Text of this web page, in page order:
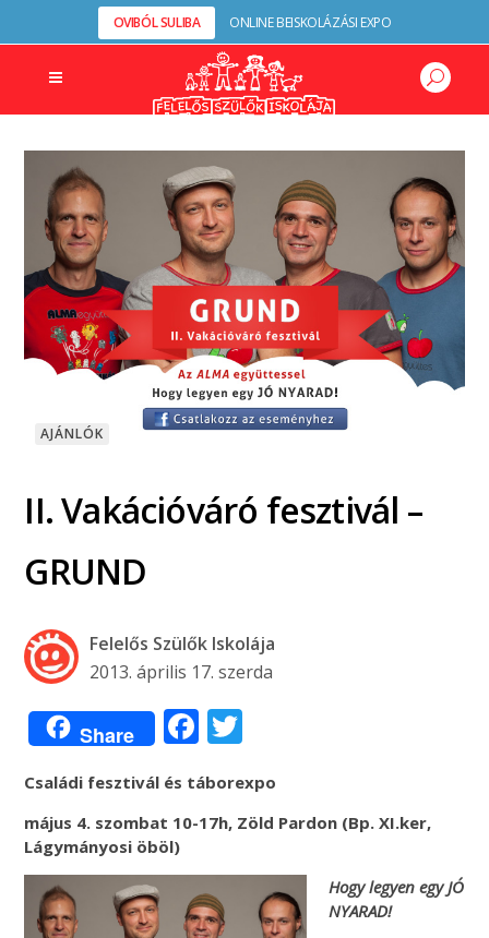
OVIBÓL SULIBA ONLINE BEISKOLÁZÁSI EXPO
AJÁNLÓK
II. Vakációváró fesztivál –
GRUND
Felelős Szülők Iskolája
2013. április 17. szerda
Share Facebook
Családi fesztivál és táborexpo
május 4. szombat 10-17h, Zöld Pardon (Bp. XI.ker,
Lágymányosi öböl)
Hogy legyen egy JÓ
NYARAD!